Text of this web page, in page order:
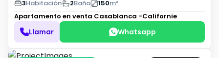
3Habitación 2Baño 150m²
Apartamento en venta Casablanca -Californie
Llamar Whatsapp